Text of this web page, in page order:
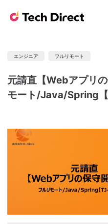
エンジニア フルリモート
元請直【Webアプリ
モート/Java/Spring【